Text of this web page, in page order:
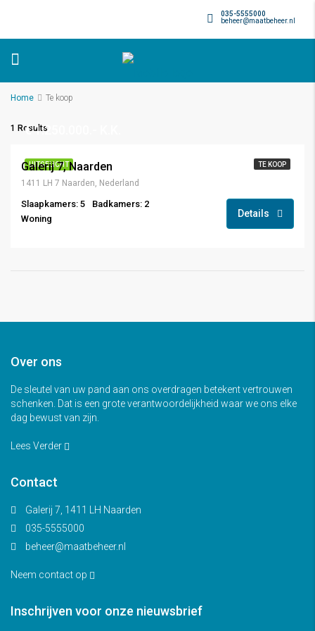
035-5555000
beheer@maatbeheer.nl
Home Te koop
1 Results
UITGELICHT TE KOOP
€ 1.250.000.- K.K.
Galerij 7, Naarden
1411 LH 7 Naarden, Nederland
Slaapkamers: 5
Badkamers: 2
Woning
Details
Over ons
De sleutel van uw pand aan ons overdragen betekent vertrouwen
schenken. Dat is een grote verantwoordelijkheid waar we ons elke
dag bewust van zijn.
Lees Verder
Contact
Galerij 7, 1411 LH Naarden
035-5555000
beheer@maatbeheer.nl
Neem contact op
Inschrijven voor onze nieuwsbrief